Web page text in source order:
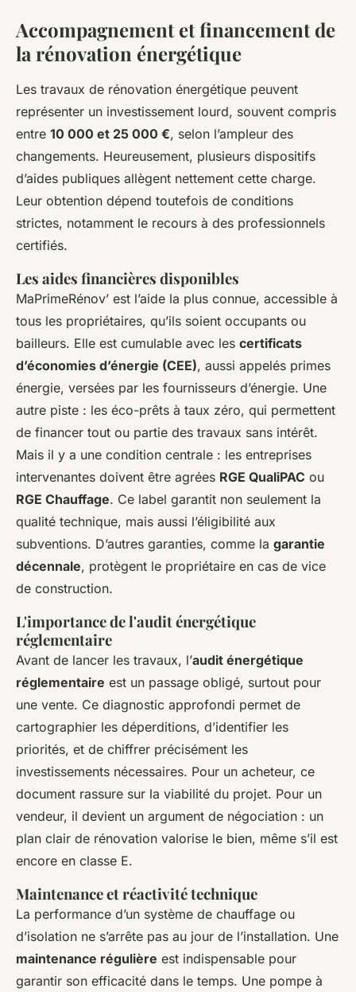
Accompagnement et financement de
la rénovation énergétique
Les travaux de rénovation énergétique peuvent
représenter un investissement lourd, souvent compris
entre 10 000 et 25 000 €, selon l’ampleur des
changements. Heureusement, plusieurs dispositifs
d’aides publiques allègent nettement cette charge.
Leur obtention dépend toutefois de conditions
strictes, notamment le recours à des professionnels
certifiés.
Les aides financières disponibles
MaPrimeRénov’ est l’aide la plus connue, accessible à
tous les propriétaires, qu’ils soient occupants ou
bailleurs. Elle est cumulable avec les certificats
d’économies d’énergie (CEE), aussi appelés primes
énergie, versées par les fournisseurs d’énergie. Une
autre piste : les éco-prêts à taux zéro, qui permettent
de financer tout ou partie des travaux sans intérêt.
Mais il y a une condition centrale : les entreprises
intervenantes doivent être agrées RGE QualiPAC ou
RGE Chauffage. Ce label garantit non seulement la
qualité technique, mais aussi l’éligibilité aux
subventions. D’autres garanties, comme la garantie
décennale, protègent le propriétaire en cas de vice
de construction.
L'importance de l'audit énergétique
réglementaire
Avant de lancer les travaux, l’audit énergétique
réglementaire est un passage obligé, surtout pour
une vente. Ce diagnostic approfondi permet de
cartographier les déperditions, d’identifier les
priorités, et de chiffrer précisément les
investissements nécessaires. Pour un acheteur, ce
document rassure sur la viabilité du projet. Pour un
vendeur, il devient un argument de négociation : un
plan clair de rénovation valorise le bien, même s’il est
encore en classe E.
Maintenance et réactivité technique
La performance d’un système de chauffage ou
d’isolation ne s’arrête pas au jour de l’installation. Une
maintenance régulière est indispensable pour
garantir son efficacité dans le temps. Une pompe à